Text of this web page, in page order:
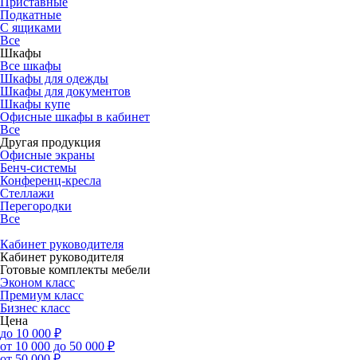
Подкатные
С ящиками
Все
Шкафы
Все шкафы
Шкафы для одежды
Шкафы для документов
Шкафы купе
Офисные шкафы в кабинет
Все
Другая продукция
Офисные экраны
Бенч-системы
Конференц-кресла
Стеллажи
Перегородки
Все
Кабинет руководителя
Кабинет руководителя
Готовые комплекты мебели
Эконом класс
Премиум класс
Бизнес класс
Цена
до 10 000 ₽
от 10 000 до 50 000 ₽